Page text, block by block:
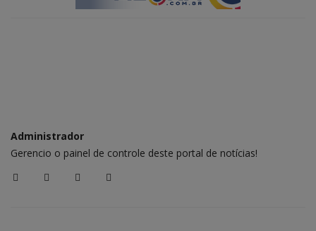
Administrador
Gerencio o painel de controle deste portal de notícias!